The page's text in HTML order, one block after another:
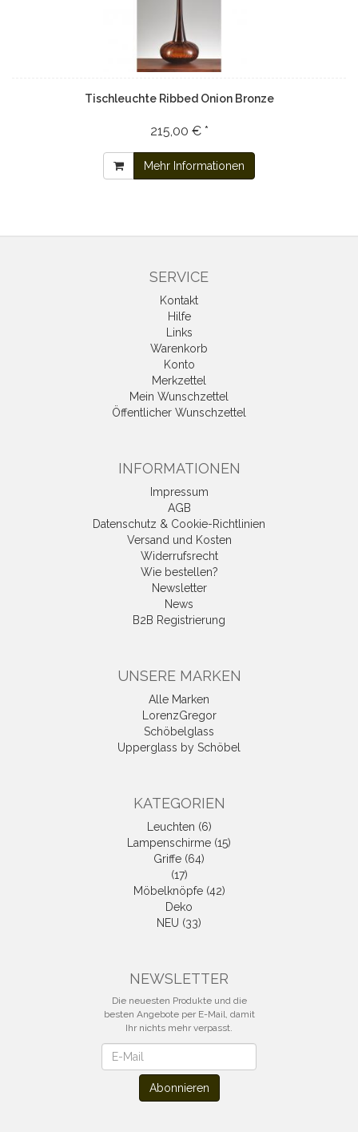
Tischleuchte Ribbed Onion Bronze
215,00 € *
Mehr Informationen
SERVICE
Kontakt
Hilfe
Links
Warenkorb
Konto
Merkzettel
Mein Wunschzettel
Öffentlicher Wunschzettel
INFORMATIONEN
Impressum
AGB
Datenschutz & Cookie-Richtlinien
Versand und Kosten
Widerrufsrecht
Wie bestellen?
Newsletter
News
B2B Registrierung
UNSERE MARKEN
Alle Marken
LorenzGregor
Schöbelglass
Upperglass by Schöbel
KATEGORIEN
Leuchten (6)
Lampenschirme (15)
Griffe (64)
(17)
Möbelknöpfe (42)
Deko
NEU (33)
NEWSLETTER
Die neuesten Produkte und die
besten Angebote per E-Mail, damit
Ihr nichts mehr verpasst.
Abonnieren